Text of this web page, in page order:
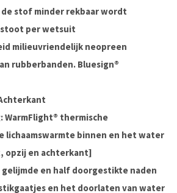
stof minder rekbaar wordt
per wetsuit
milieuvriendelijk neopreen
rubberbanden. Bluesign®
WarmFlight® thermische
lichaamswarmte binnen en het water
opzij en achterkant]
gelijmde en half doorgestikte naden
en het doorlaten van water